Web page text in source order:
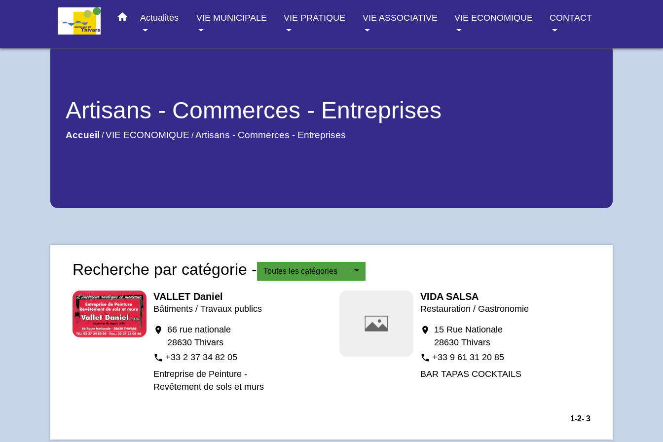
home Actualités VIE MUNICIPALE VIE PRATIQUE VIE ASSOCIATIVE VIE ECONOMIQUE CONTACT
Artisans - Commerces - Entreprises
Accueil /VIE ECONOMIQUE /Artisans - Commerces - Entreprises
Recherche par catégorie - Toutes les catégories
VALLET Daniel
Bâtiments / Travaux publics
location_on
66 rue nationale
28630 Thivars
phone +33 2 37 34 82 05
Entreprise de Peinture -
Revêtement de sols et murs
VIDA SALSA
Restauration / Gastronomie
location_on
15 Rue Nationale
28630 Thivars
phone +33 9 61 31 20 85
BAR TAPAS COCKTAILS
1-2- 3